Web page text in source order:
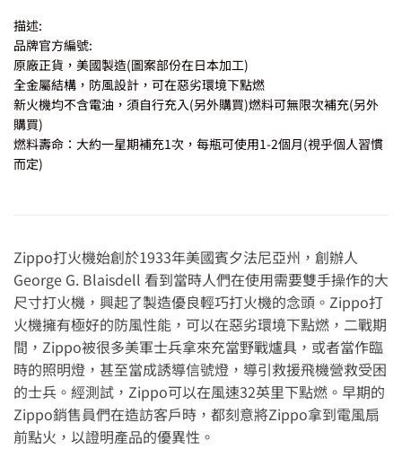
描述:
品牌官方編號:
原廠正貨，美國製造(圖案部份在日本加工)
全金屬結構，防風設計，可在惡劣環境下點燃
新火機均不含電油，須自行充入(另外購買)燃料可無限次補充(另外
購買)
燃料壽命：大約一星期補充1次，每瓶可使用1-2個月(視乎個人習慣
而定)
Zippo打火機始創於1933年美國賓夕法尼亞州，創辦人
George G. Blaisdell 看到當時人們在使用需要雙手操作的大
尺寸打火機，興起了製造優良輕巧打火機的念頭。Zippo打
火機擁有極好的防風性能，可以在惡劣環境下點燃，二戰期
間，Zippo被很多美軍士兵拿來充當野戰爐具，或者當作臨
時的照明燈，甚至當成誘導信號燈，導引救援飛機營救受困
的士兵。經測試，Zippo可以在風速32英里下點燃。早期的
Zippo銷售員們在造訪客戶時，都刻意將Zippo拿到電風扇
前點火，以證明產品的優異性。